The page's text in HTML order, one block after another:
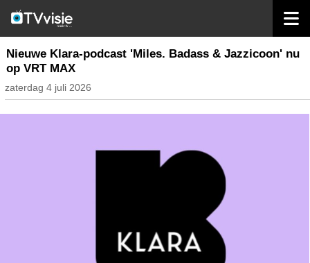
streaming
Nieuwe Klara-podcast 'Miles. Badass & Jazzicoon' nu
op VRT MAX
zaterdag 4 juli 2026